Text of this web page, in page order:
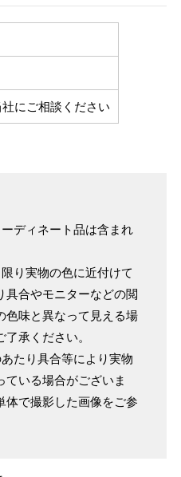
にご相談ください
ディネート品は含まれ
り実物の色に近付けて
具合やモニターなどの閲
色味と異なって見える場
承ください。
たり具合等により実物
いる場合がございま
体で撮影した画像をご参